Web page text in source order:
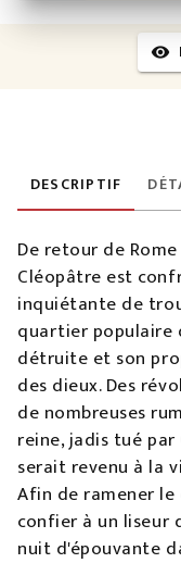
visibility
DESCRIPTIF
De retour de
Cléopâtre est
inquiétante de
quartier populaire
détruite et son
des dieux. Des
de nombreuses
reine, jadis tué
serait revenu à la
Afin de ramener le
confier à un liseur
nuit d'épouvante